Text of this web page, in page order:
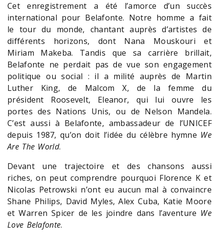
Cet enregistrement a été l’amorce d’un succès
international pour Belafonte. Notre homme a fait
le tour du monde, chantant auprès d’artistes de
différents horizons, dont Nana Mouskouri et
Miriam Makeba. Tandis que sa carrière brillait,
Belafonte ne perdait pas de vue son engagement
politique ou social : il a milité auprès de Martin
Luther King, de Malcom X, de la femme du
président Roosevelt, Eleanor, qui lui ouvre les
portes des Nations Unis, ou de Nelson Mandela.
C’est aussi à Belafonte, ambassadeur de l’UNICEF
depuis 1987, qu’on doit l’idée du célèbre hymne We
Are The World.
Devant une trajectoire et des chansons aussi
riches, on peut comprendre pourquoi Florence K et
Nicolas Petrowski n’ont eu aucun mal à convaincre
Shane Philips, David Myles, Alex Cuba, Katie Moore
et Warren Spicer de les joindre dans l’aventure We
Love Belafonte.